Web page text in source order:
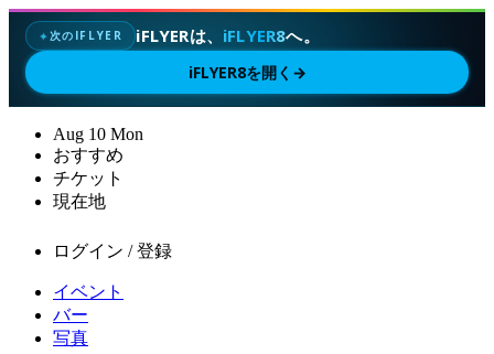
✦次のIFLYER iFLYERは、 iFLYER8へ。
iFLYER8を開く →
Aug 10 Mon
おすすめ
チケット
現在地
ログイン / 登録
イベント
バー
写真